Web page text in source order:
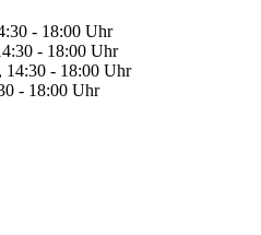
- 18:00 Uhr
- 18:00 Uhr
14:30 - 18:00 Uhr
- 18:00 Uhr